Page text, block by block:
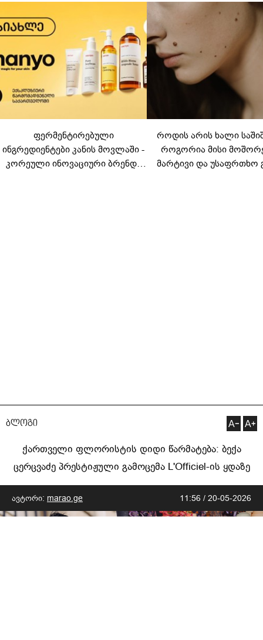
ფერმენტირებული
ინგრედიენტები კანის მოვლაში -
კორეული ინოვაციური ბრენდი
როდის არის ხალი
როგორია მისი
მარტივი და უსაფრთხო
ბლოგი
ქართველი ფლორისტის დიდი წარმატება: ბექა
ცერცვაძე პრესტიჟული გამოცემა L'Officiel-ის ყდაზე
ავტორი: marao.ge 11:56 / 20-05-2026